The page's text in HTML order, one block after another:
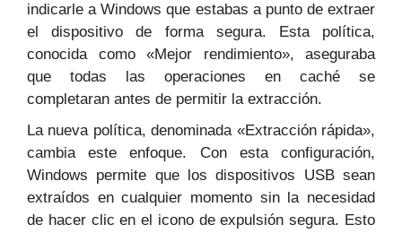
indicarle a Windows que estabas a punto de extraer
el dispositivo de forma segura. Esta política,
conocida como «Mejor rendimiento», aseguraba
que todas las operaciones en caché se
completaran antes de permitir la extracción.
La nueva política, denominada «Extracción rápida»,
cambia este enfoque. Con esta configuración,
Windows permite que los dispositivos USB sean
extraídos en cualquier momento sin la necesidad
de hacer clic en el icono de expulsión segura. Esto